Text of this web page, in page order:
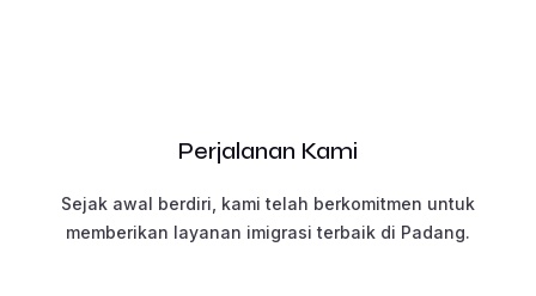
Perjalanan Kami
Sejak awal berdiri, kami telah berkomitmen untuk
memberikan layanan imigrasi terbaik di Padang.